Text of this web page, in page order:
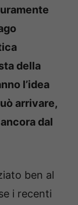
della
l’idea
arrivare,
dal
ben al
i recenti